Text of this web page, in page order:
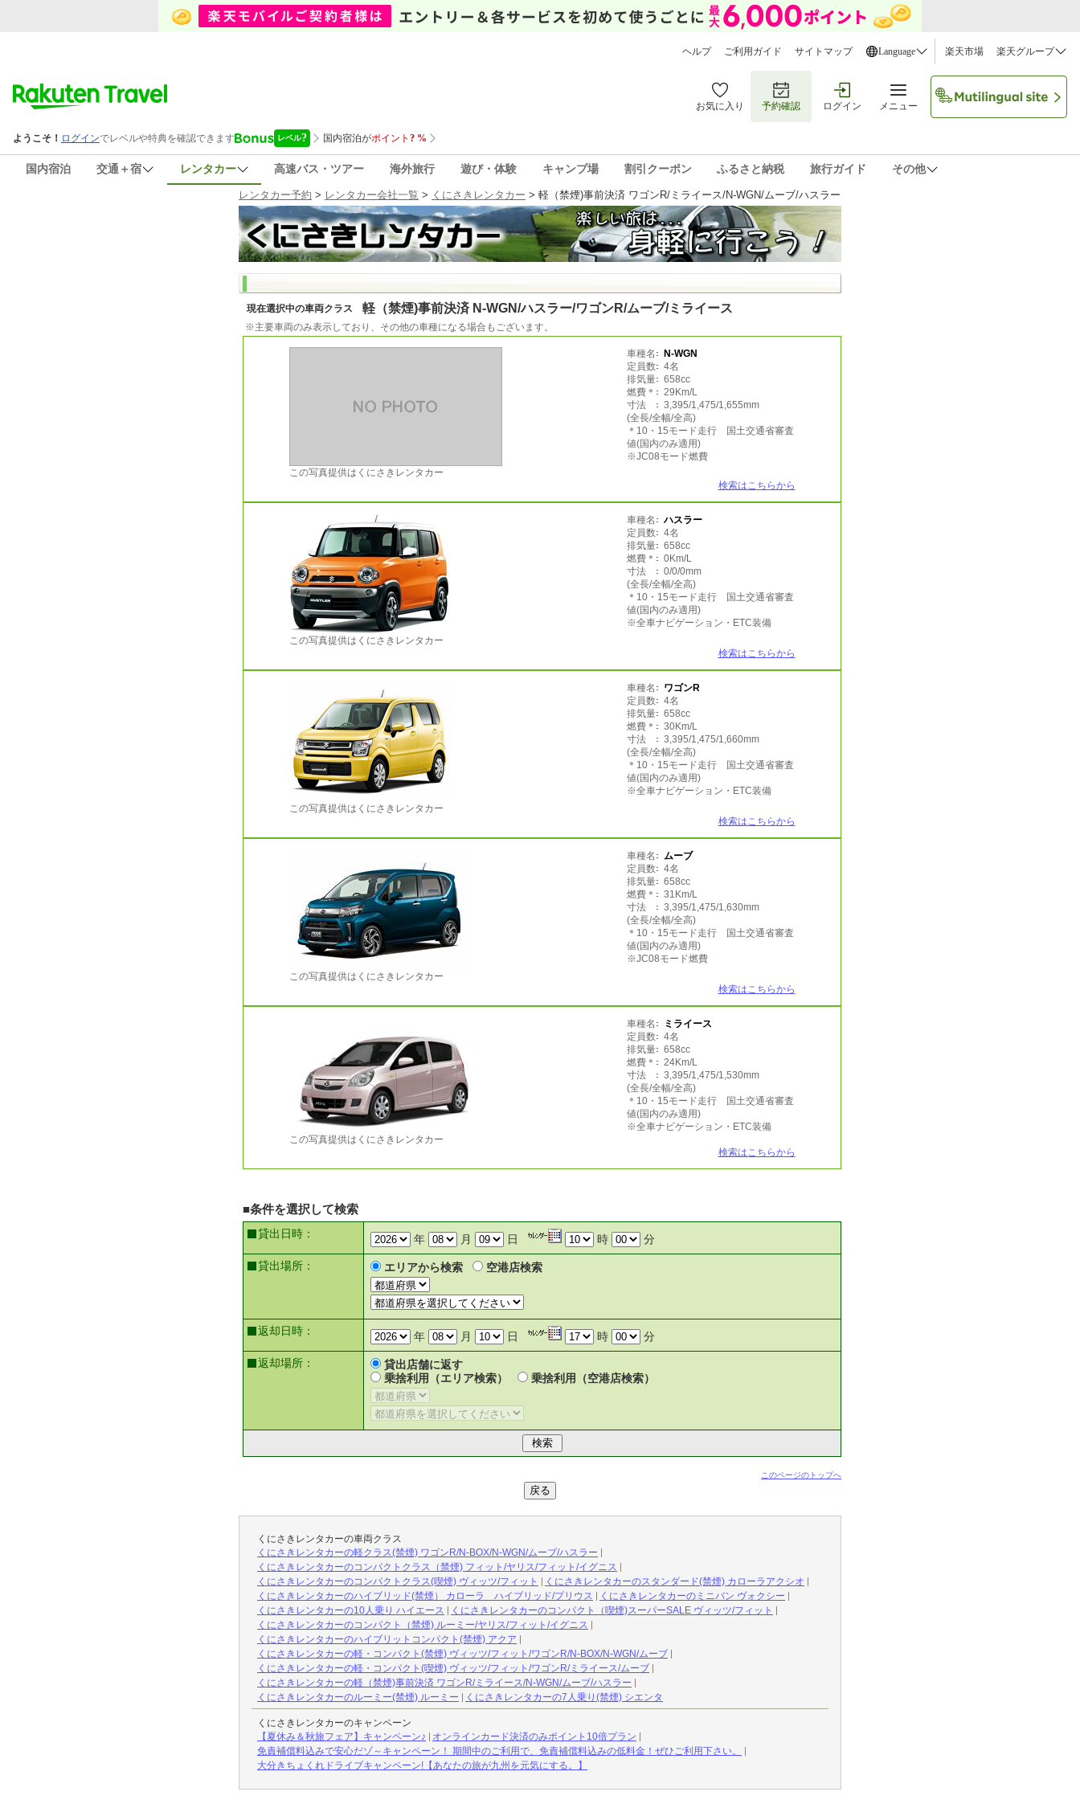
ヘルプ ご利用ガイド サイトマップ Language 楽天市場 楽天グループ
お気に入り 予約確認 ログイン メニュー
国内宿泊 交通＋宿 レンタカー 高速バス・ツアー 海外旅行 遊び・体験 キャンプ場 割引クーポン ふるさと納税 旅行ガイド その他
レンタカー予約 > レンタカー会社一覧 > くにさきレンタカー > 軽（禁煙)事前決済 ワゴンR/ミライース/N-WGN/ムーブ/ハスラー
現在選択中の車両クラス 軽（禁煙)事前決済 N-WGN/ハスラー/ワゴンR/ムーブ/ミライース
※主要車両のみ表示しており、その他の車種になる場合もございます。
車種名
N-WGN
定員数
4名
排気量
658cc
燃費＊
29Km/L
寸法
3,395/1,475/1,655mm
(全長/全幅/全高)
＊10・15モード走行 国土交通省審査
値(国内のみ適用)
※JC08モード燃費
この写真提供はくにさきレンタカー
検索はこちらから
車種名
ハスラー
定員数
4名
排気量
658cc
燃費＊
0Km/L
寸法
0/0/0mm
(全長/全幅/全高)
＊10・15モード走行 国土交通省審査
値(国内のみ適用)
※全車ナビゲーション・ETC装備
この写真提供はくにさきレンタカー
検索はこちらから
車種名
ワゴンR
定員数
4名
排気量
658cc
燃費＊
30Km/L
寸法
3,395/1,475/1,660mm
(全長/全幅/全高)
＊10・15モード走行 国土交通省審査
値(国内のみ適用)
※全車ナビゲーション・ETC装備
この写真提供はくにさきレンタカー
検索はこちらから
車種名
ムーブ
定員数
4名
排気量
658cc
燃費＊
31Km/L
寸法
3,395/1,475/1,630mm
(全長/全幅/全高)
＊10・15モード走行 国土交通省審査
値(国内のみ適用)
※JC08モード燃費
この写真提供はくにさきレンタカー
検索はこちらから
車種名
ミライース
定員数
4名
排気量
658cc
燃費＊
24Km/L
寸法
3,395/1,475/1,530mm
(全長/全幅/全高)
＊10・15モード走行 国土交通省審査
値(国内のみ適用)
※全車ナビゲーション・ETC装備
この写真提供はくにさきレンタカー
検索はこちらから
■条件を選択して検索
貸出日時： 年 月 日 時 分
貸出場所： エリアから検索 空港店検索
返却日時： 年 月 日 時 分
返却場所：
貸出店舗に返す
乗捨利用（エリア検索）
乗捨利用（空港店検索）
このページのトップへ
くにさきレンタカーの車両クラス
くにさきレンタカーの軽クラス(禁煙) ワゴンR/N-BOX/N-WGN/ムーブ/ハスラー
くにさきレンタカーのコンパクトクラス（禁煙) フィット/ヤリス/フィット/イグニス
くにさきレンタカーのコンパクトクラス(喫煙) ヴィッツ/フィット
くにさきレンタカーのスタンダード(禁煙) カローラアクシオ
くにさきレンタカーのハイブリッド(禁煙） カローラ ハイブリッド/プリウス
くにさきレンタカーのミニバン ヴォクシー
くにさきレンタカーの10人乗り ハイエース
くにさきレンタカーのコンパクト（喫煙)スーパーSALE ヴィッツ/フィット
くにさきレンタカーのコンパクト（禁煙) ルーミー/ヤリス/フィット/イグニス
くにさきレンタカーのハイブリットコンパクト(禁煙) アクア
くにさきレンタカーの軽・コンパクト(禁煙) ヴィッツ/フィット/ワゴンR/N-BOX/N-WGN/ムーブ
くにさきレンタカーの軽・コンパクト(喫煙) ヴィッツ/フィット/ワゴンR/ミライース/ムーブ
くにさきレンタカーの軽（禁煙)事前決済 ワゴンR/ミライース/N-WGN/ムーブ/ハスラー
くにさきレンタカーのルーミー(禁煙) ルーミー
くにさきレンタカーの7人乗り(禁煙) シエンタ
くにさきレンタカーのキャンペーン
【夏休み＆秋旅フェア】キャンペーン♪
オンラインカード決済のみポイント10倍プラン
免責補償料込みで安心だゾ～キャンペーン！ 期間中のご利用で、免責補償料込みの低料金！ぜひご利用下さい。
大分きちょくれドライブキャンペーン!【あなたの旅が九州を元気にする。】